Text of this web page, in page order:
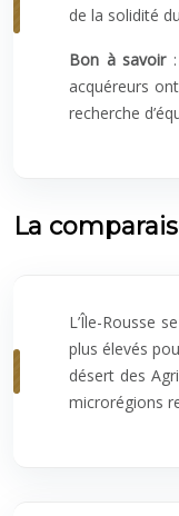
de la solidité
Bon à savoir:
acquéreurs
recherche
La
L’Île-Rousse
plus élevés
désert des
microrégions